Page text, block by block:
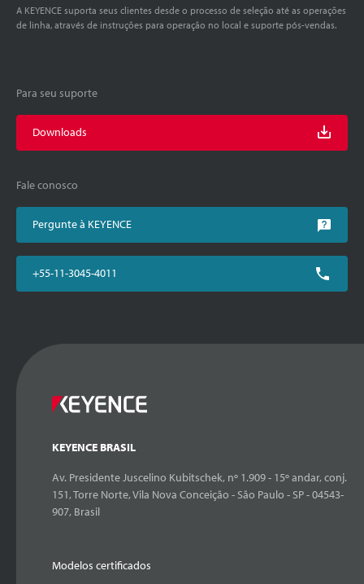
A KEYENCE suporta seus clientes desde o processo de seleção até as operações
de linha, através de instruções para operação no local e suporte pós-vendas.
Para seu suporte
Downloads
Fale conosco
Pergunte à KEYENCE
+55-11-3045-4011
KEYENCE BRASIL
Av. Presidente Juscelino Kubitschek, nº 1.909 - 15º andar, conj.
151, Torre Norte, Vila Nova Conceição - São Paulo - SP - 04543-
907, Brasil
Modelos certificados